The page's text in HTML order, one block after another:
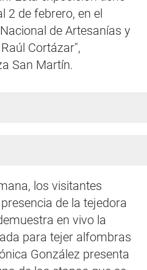
2 de febrero, en el
de Artesanías y
Cortázar",
San Martín.
los visitantes
de la tejedora
en vivo la
para tejer alfombras
González presenta